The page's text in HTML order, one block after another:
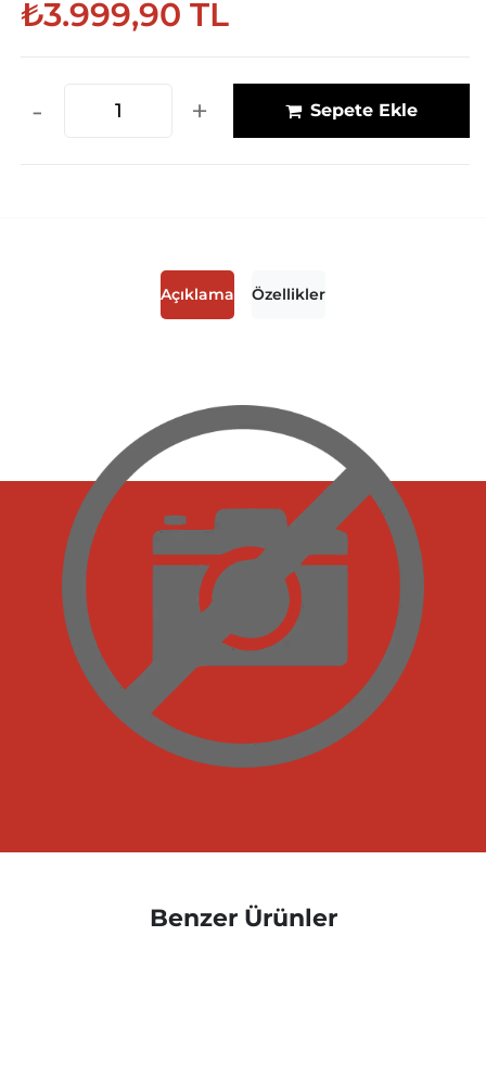
₺3.999,90 TL
- + Sepete Ekle
Açıklama Özellikler
Benzer Ürünler